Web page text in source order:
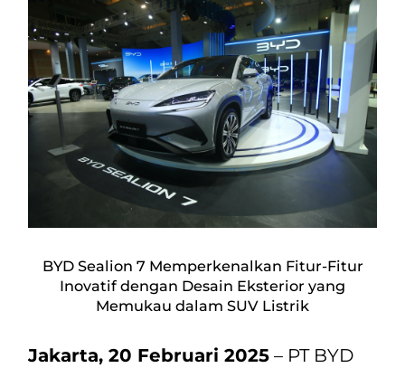
BYD Sealion 7 Memperkenalkan Fitur-Fitur
Inovatif dengan Desain Eksterior yang
Memukau dalam SUV Listrik
Jakarta, 20 Februari 2025 – PT BYD